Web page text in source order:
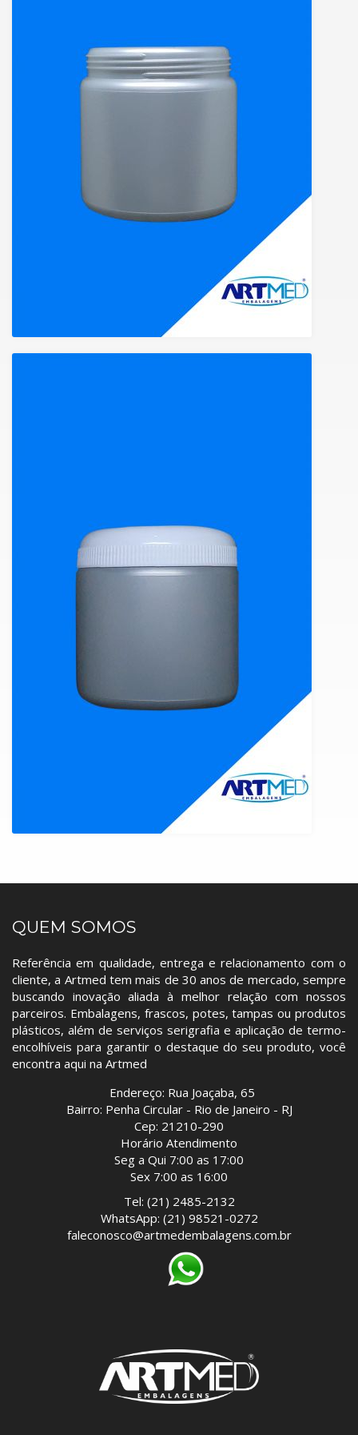
QUEM SOMOS
Referência em qualidade, entrega e relacionamento com o
cliente, a Artmed tem mais de 30 anos de mercado, sempre
buscando inovação aliada à melhor relação com nossos
parceiros. Embalagens, frascos, potes, tampas ou produtos
plásticos, além de serviços serigrafia e aplicação de termo-
encolhíveis para garantir o destaque do seu produto, você
encontra aqui na Artmed
Endereço: Rua Joaçaba, 65
Bairro: Penha Circular - Rio de Janeiro - RJ
Cep: 21210-290
Horário Atendimento
Seg a Qui 7:00 as 17:00
Sex 7:00 as 16:00
Tel: (21) 2485-2132
WhatsApp: (21) 98521-0272
faleconosco@artmedembalagens.com.br